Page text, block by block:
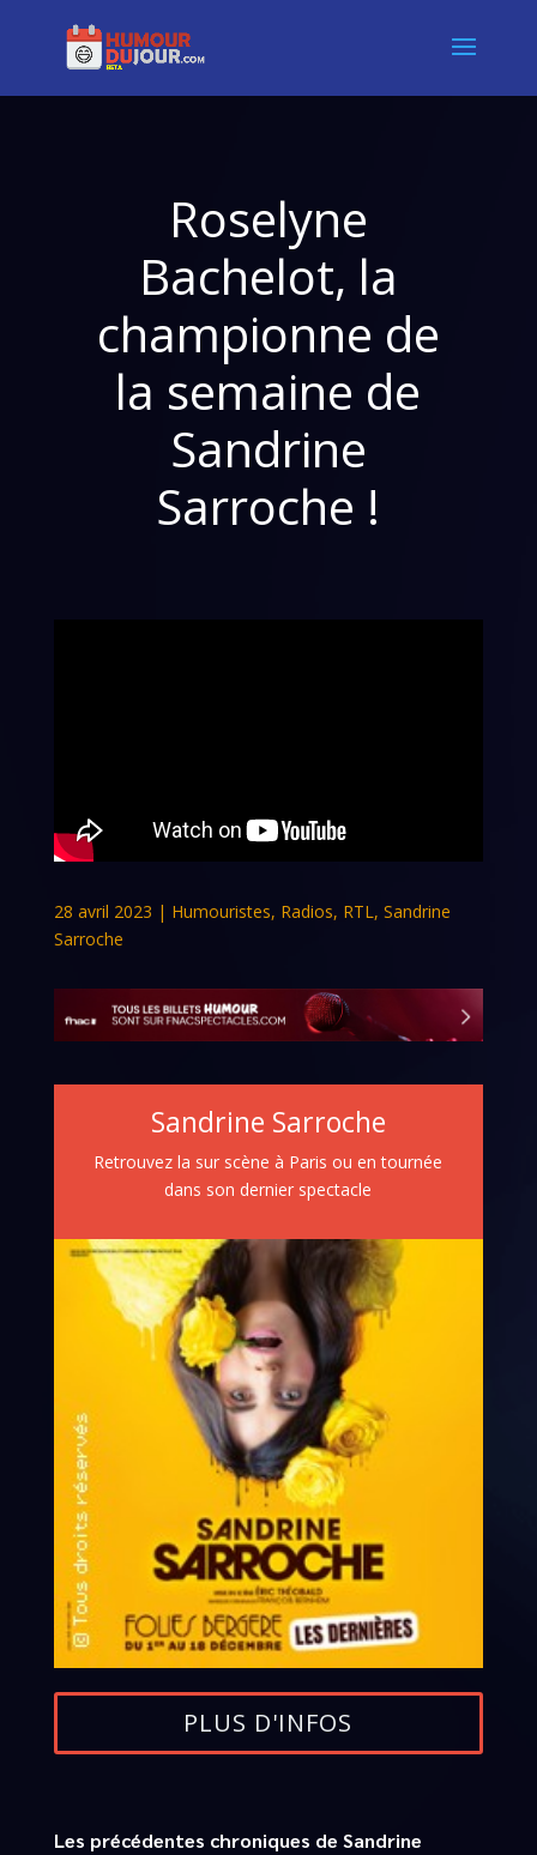
Roselyne
Bachelot, la
championne de
la semaine de
Sandrine
Sarroche !
28 avril 2023 | Humouristes, Radios, RTL , Sandrine
Sarroche
Sandrine Sarroche
Retrouvez la sur scène à Paris ou en tournée
dans son dernier spectacle
PLUS D'INFOS
Les précédentes chroniques de Sandrine